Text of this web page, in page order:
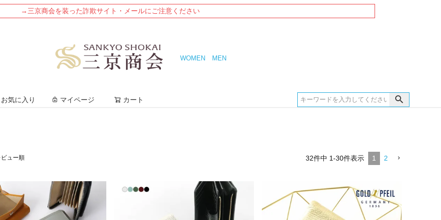
→三京商会を装った詐欺サイト・メールにご注意ください
WOMEN MEN
お気に入り マイページ カート
ュー順 32件中 1-30件表示 1 2